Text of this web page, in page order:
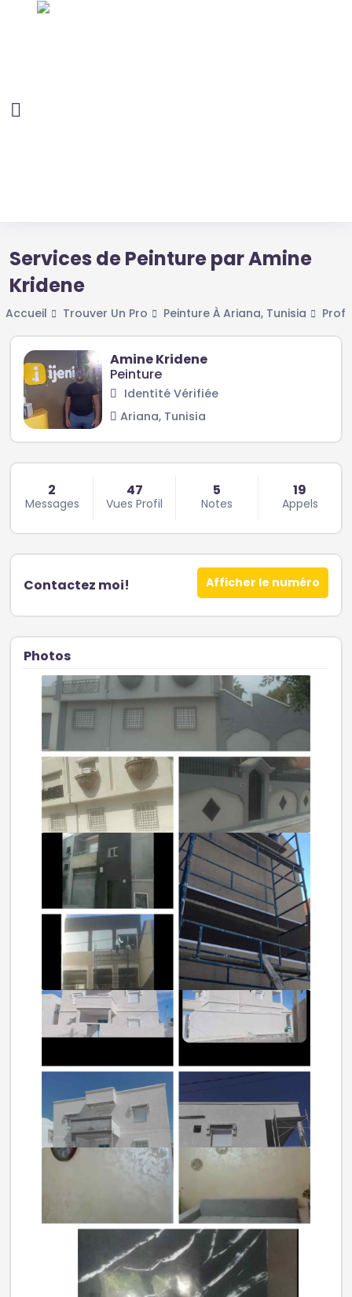
Services de Peinture par Amine
Kridene
Accueil Trouver Un Pro Peinture À Ariana, Tunisia
Amine Kridene
Peinture
Identité Vérifiée
Ariana, Tunisia
2
Messages
47
Vues Profil
5
Notes
19
Appels
Contactez moi! Afficher le numéro
Photos